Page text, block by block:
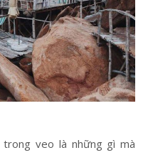
veo là những gì mà